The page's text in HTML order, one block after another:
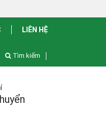
LIÊN HỆ
Tìm kiếm